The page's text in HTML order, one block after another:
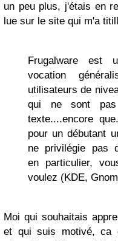
un peu plus, j'étais en
lue sur le site qui m'a
Frugalware est
vocation
utilisateurs de
qui ne sont
texte....encore
pour un débutant
ne privilégie pas
en particulier,
voulez (KDE,
Moi qui souhaitais
et qui suis motivé, ca